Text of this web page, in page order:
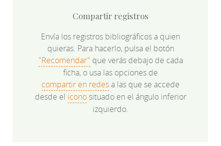
Compartir registros
Envía los registros bibliográficos a quien
quieras. Para hacerlo, pulsa el botón
"Recomendar" que verás debajo de cada
ficha, o usa las opciones de
compartir en redesa las que se accede
desde el iconosituado en el ángulo inferior
izquierdo.